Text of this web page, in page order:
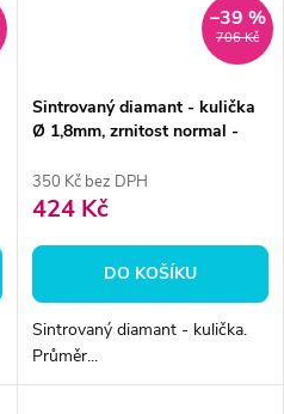
706 Kč
–39 %
Sintrovaný diamant - kulička
Ø 1,8mm, zrnitost normal -
350 Kč bez DPH
424 Kč
DO KOŠÍKU
Sintrovaný diamant - kulička.
Průměr...